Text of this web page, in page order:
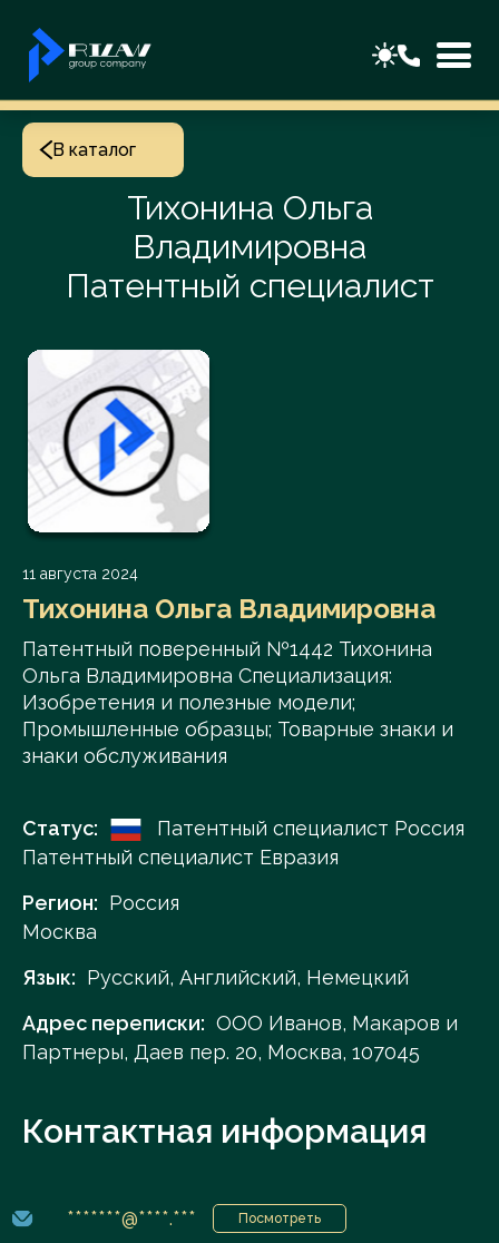
В каталог
Тихонина Ольга
Владимировна
Патентный специалист
11 августа 2024
Тихонина Ольга Владимировна
Патентный поверенный №1442 Тихонина
Ольга Владимировна Специализация:
Изобретения и полезные модели;
Промышленные образцы; Товарные знаки и
знаки обслуживания
Статус:
Патентный специалист Россия
Патентный специалист Евразия
Регион: Россия
Москва
Язык: Русский, Английский, Немецкий
Адрес переписки: ООО Иванов, Макаров и
Партнеры, Даев пер. 20, Москва, 107045
Контактная информация
*******@****.*** Посмотреть